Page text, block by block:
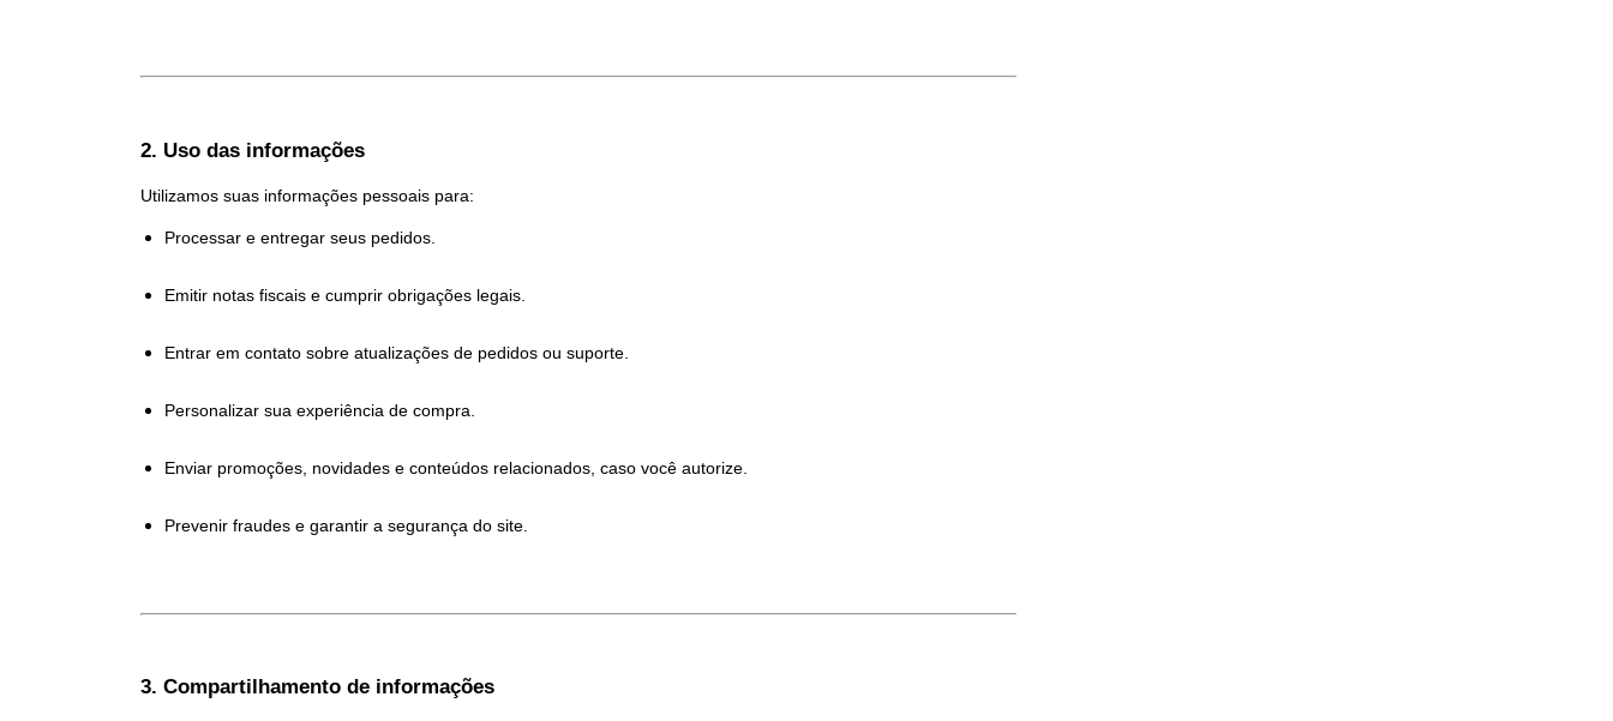
2. Uso das informações
Utilizamos suas informações pessoais para:
Processar e entregar seus pedidos.
Emitir notas fiscais e cumprir obrigações legais.
Entrar em contato sobre atualizações de pedidos ou suporte.
Personalizar sua experiência de compra.
Enviar promoções, novidades e conteúdos relacionados, caso você autorize.
Prevenir fraudes e garantir a segurança do site.
3. Compartilhamento de informações